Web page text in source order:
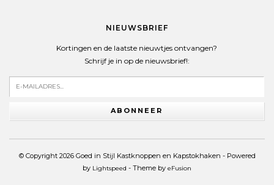
NIEUWSBRIEF
Kortingen en de laatste nieuwtjes ontvangen?
Schrijf je in op de nieuwsbrief!:
ABONNEER
© Copyright 2026 Goed in Stijl Kastknoppen en Kapstokhaken - Powered
by Lightspeed - Theme by eFusion